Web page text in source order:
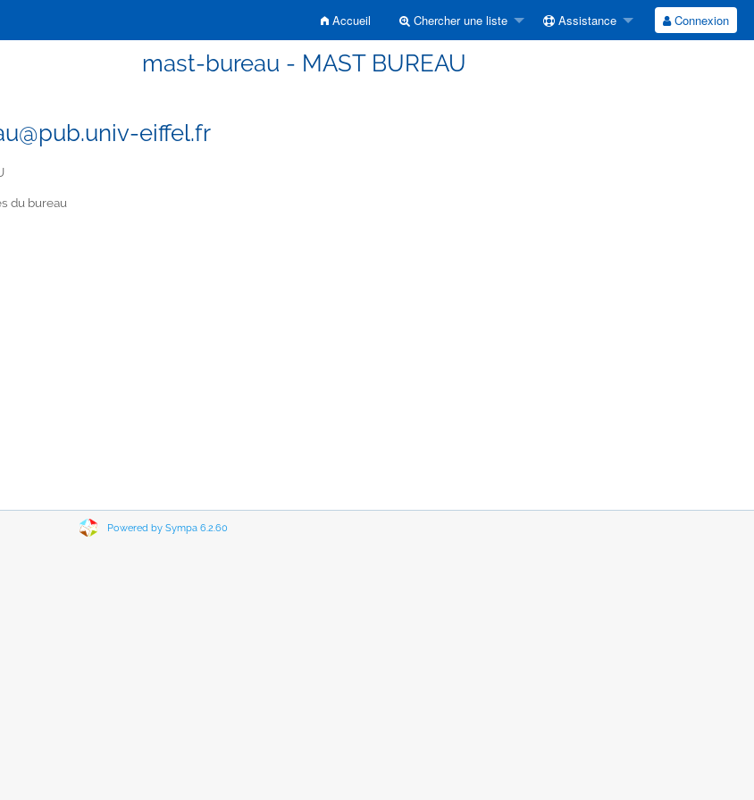
Accueil Chercher une liste Assistance Connexion
mast-bureau - MAST BUREAU
eiffel.fr
du bureau
Powered by Sympa 6.2.60